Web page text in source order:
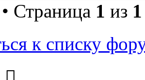
Страница 1 из 1
к списку